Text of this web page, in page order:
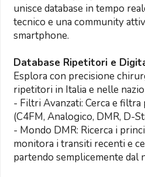
unisce database in tempo
tecnico e una community
smartphone.
Database Ripetitori e
Esplora con precisione
ripetitori in Italia e nelle
- Filtri Avanzati: Cerca e filtra
(C4FM, Analogico, DMR, D-
- Mondo DMR: Ricerca i
monitora i transiti recenti e
partendo semplicemente dal